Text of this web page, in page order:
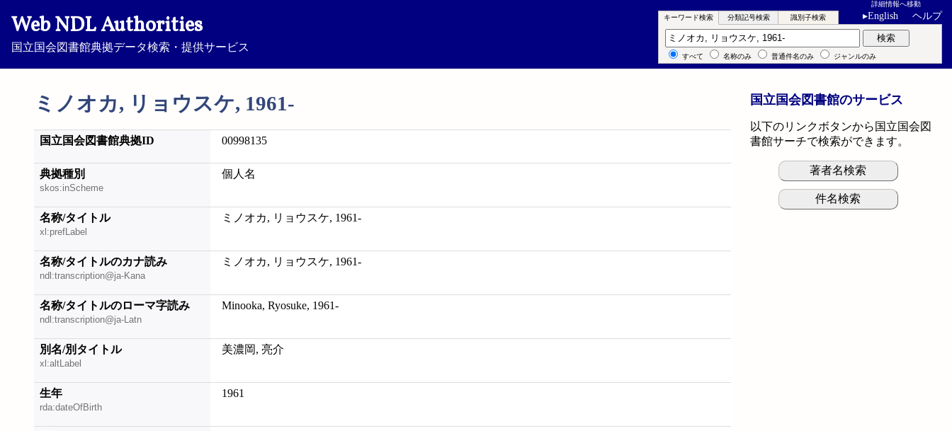
Web NDL Authorities
国立国会図書館典拠データ検索・提供サービス
詳細情報へ移動
▸English ヘルプ
ミノオカ, リョウスケ, 1961-
キーワード検索 分類記号検索 識別子検索
キーワード検索 検索
すべて 名称のみ 普通件名のみ ジャンルのみ
国立国会図書館典拠ID 00998135
典拠種別
skos:inScheme
個人名
名称/タイトル
xl:prefLabel
ミノオカ, リョウスケ, 1961-
名称/タイトルのカナ読み
ndl:transcription@ja-Kana
ミノオカ, リョウスケ, 1961-
名称/タイトルのローマ字読み
ndl:transcription@ja-Latn
Minooka, Ryosuke, 1961-
別名/別タイトル
xl:altLabel
美濃岡, 亮介
生年
rda:dateOfBirth
1961
国立国会図書館のサービス
以下のリンクボタンから国立国会図
書館サーチで検索ができます。
著者名検索
件名検索